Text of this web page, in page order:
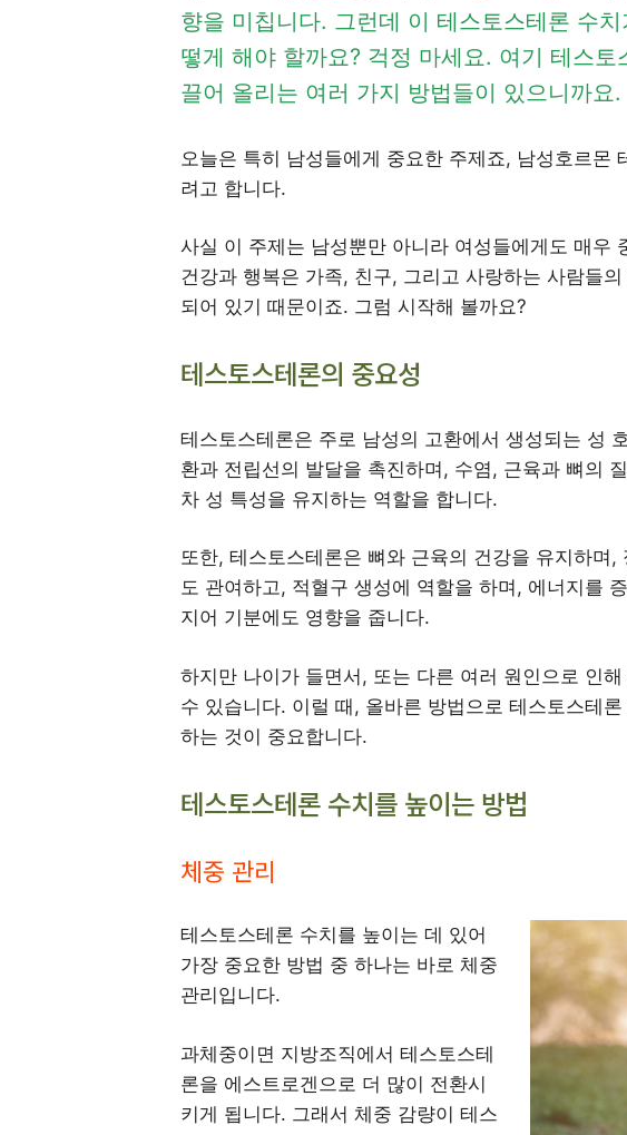
향을 미칩니다. 그런데 이 테스토스테론 수
떻게 해야 할까요? 걱정 마세요. 여기 테스토
끌어 올리는 여러 가지 방법들이 있으니까요.
오늘은 특히 남성들에게 중요한 주제죠, 남성호르몬
려고 합니다.
사실 이 주제는 남성뿐만 아니라 여성들에게도 매우
건강과 행복은 가족, 친구, 그리고 사랑하는 사람들
되어 있기 때문이죠. 그럼 시작해 볼까요?
테스토스테론의 중요성
테스토스테론은 주로 남성의 고환에서 생성되는 성
환과 전립선의 발달을 촉진하며, 수염, 근육과 뼈의
차 성 특성을 유지하는 역할을 합니다.
또한, 테스토스테론은 뼈와 근육의 건강을 유지하며,
도 관여하고, 적혈구 생성에 역할을 하며, 에너지를
지어 기분에도 영향을 줍니다.
하지만 나이가 들면서, 또는 다른 여러 원인으로 인
수 있습니다. 이럴 때, 올바른 방법으로 테스토스테
하는 것이 중요합니다.
테스토스테론 수치를 높이는 방법
체중 관리
테스토스테론 수치를 높이는 데 있어
가장 중요한 방법 중 하나는 바로 체중
관리입니다.
과체중이면 지방조직에서 테스토스테
론을 에스트로겐으로 더 많이 전환시
키게 됩니다. 그래서 체중 감량이 테스